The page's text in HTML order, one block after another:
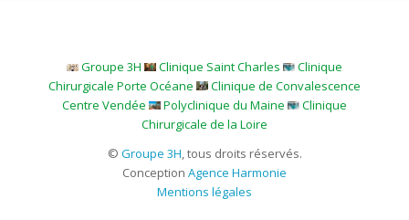
Groupe 3H Clinique Saint Charles
Clinique
Chirurgicale Porte Océane
Clinique de Convalescence
Centre Vendée
Polyclinique du Maine
Clinique
Chirurgicale de la Loire
© Groupe 3H, tous droits réservés.
Conception Agence Harmonie
Mentions légales